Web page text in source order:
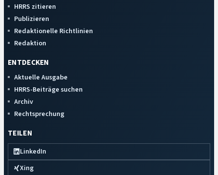
HRRS zitieren
Publizieren
Redaktionelle Richtlinien
Redaktion
ENTDECKEN
Aktuelle Ausgabe
HRRS-Beiträge suchen
Archiv
Rechtsprechung
TEILEN
LinkedIn
Xing